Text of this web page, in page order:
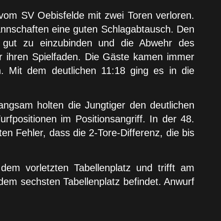
SV Oebisfelde mit zwei Toren verloren.
eine guten Schlagabtausch. Den
zu einzubinden und die Abwehr des
Spielfaden. Die Gäste kamen immer
Mit dem deutlichen 11:18 ging es in die
holten die Jungtiger den deutlichen
im Positionsangriff. In der 48.
Fehler, dass die 2-Tore-Differenz, die bis
vorletzten Tabellenplatz und trifft am
sechsten Tabellenplatz befindet. Anwurf